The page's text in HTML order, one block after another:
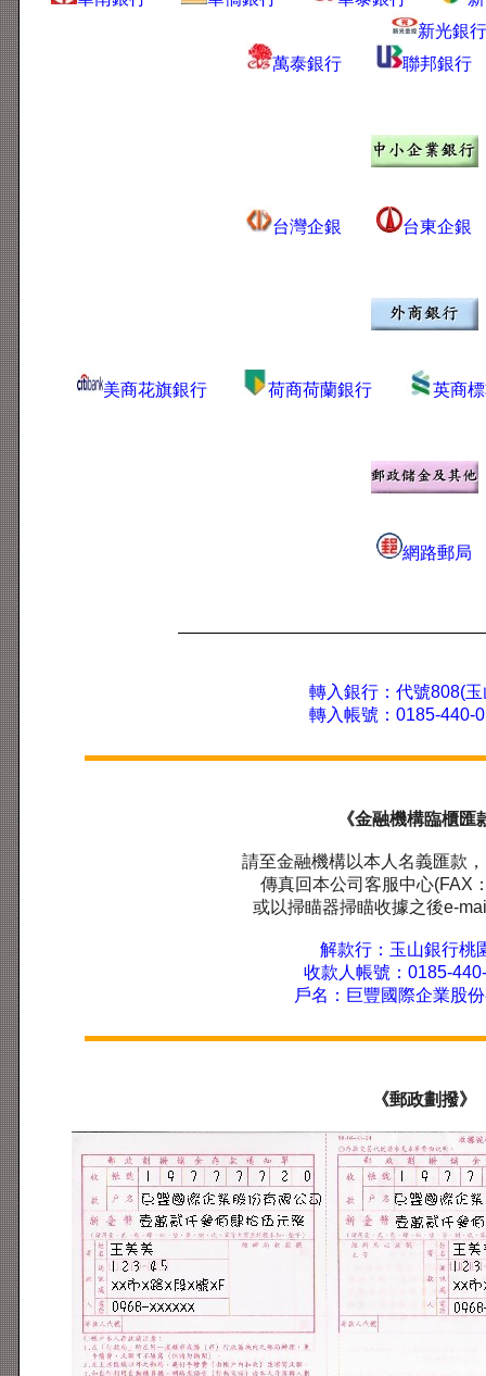
新光銀行
萬泰銀行
聯邦銀行
台灣企銀 台東企銀
美商花旗銀行 荷商荷蘭銀行 英商
網路郵局
轉入銀行：代號808(
轉入帳號：0185-440-
《金融機構臨櫃匯
請至金融機構以本人名義匯款
傳真回本公司客服中心(FAX
或以掃瞄器掃瞄收據之後e-
解款行：玉山銀行桃
收款人帳號：0185-
戶名：巨豐國際企業股
《郵政劃撥》